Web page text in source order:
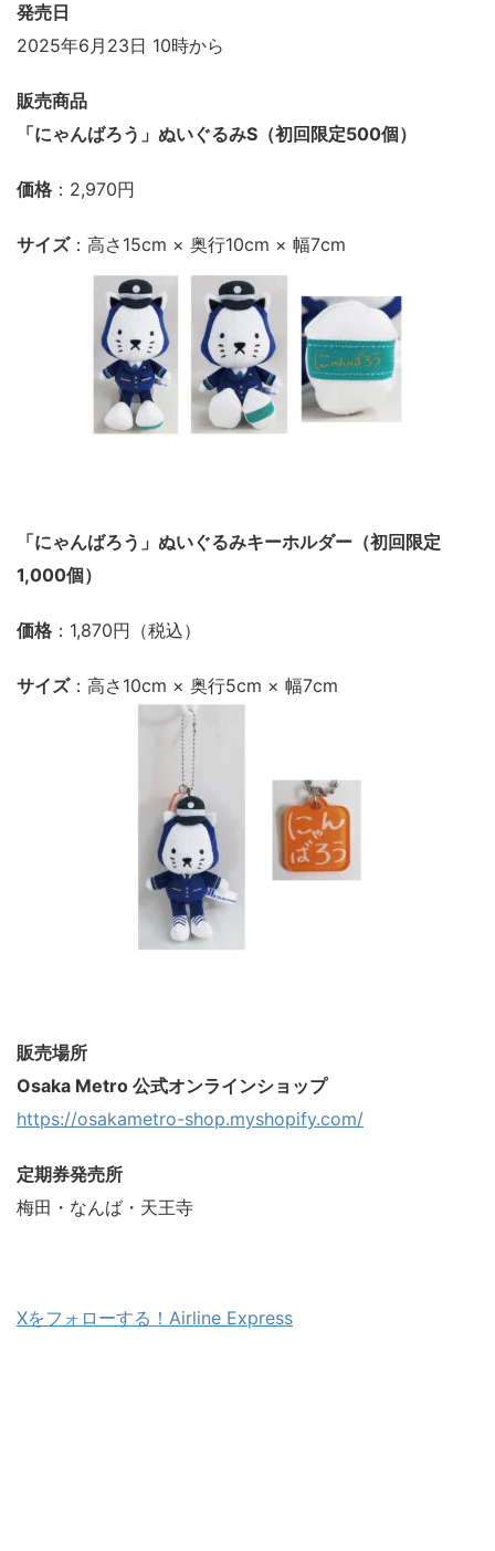
発売日
2025年6月23日 10時から
販売商品
「にゃんばろう」ぬいぐるみS（初回限定500個）
価格 ：2,970円
サイズ：高さ15cm × 奥行10cm × 幅7cm
「にゃんばろう」ぬいぐるみキーホルダー（初回限定
1,000個）
価格 ：1,870円（税込）
サイズ：高さ10cm × 奥行5cm × 幅7cm
販売場所
Osaka Metro 公式オンラインショップ
https://osakametro-shop.myshopify.com/
定期券発売所
梅田・なんば・天王寺
Xをフォローする！Airline Express